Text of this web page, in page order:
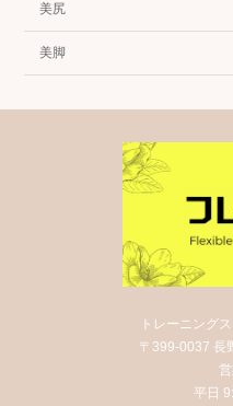
美尻
美脚
トレーニング
〒399-0037 長
平日